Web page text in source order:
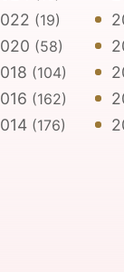
(19)
(58)
(104)
(162)
(176)